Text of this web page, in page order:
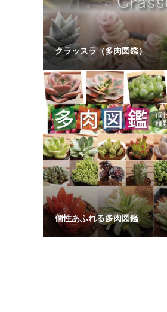
クラッスラ（多肉図鑑）
個性あふれる多肉図鑑